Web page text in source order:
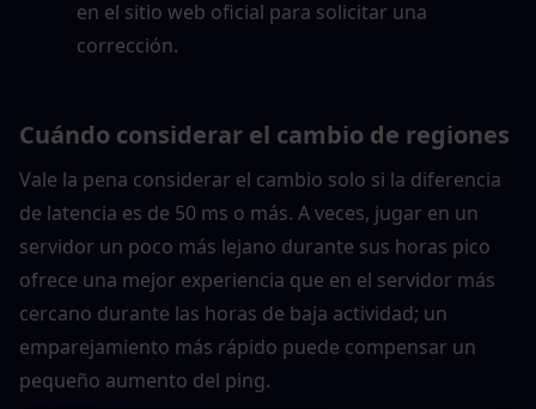
en el sitio web oficial para solicitar una
corrección.
Cuándo considerar el cambio de regiones
Vale la pena considerar el cambio solo si la diferencia
de latencia es de 50 ms o más. A veces, jugar en un
servidor un poco más lejano durante sus horas pico
ofrece una mejor experiencia que en el servidor más
cercano durante las horas de baja actividad; un
emparejamiento más rápido puede compensar un
pequeño aumento del ping.